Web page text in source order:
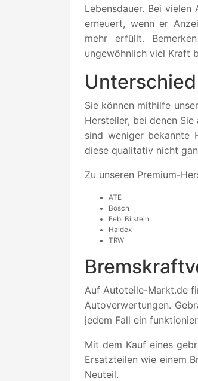
Lebensdauer. Bei
erneuert, wenn er
mehr erfüllt.
ungewöhnlich viel Kraft
Sie können mithilfe
Hersteller, bei denen
sind weniger bekannte
diese qualitativ nicht
Zu unseren Premium-
ATE
Bosch
Febi Bilstein
Haldex
TRW
Auf Autoteile-Markt.de
Autoverwertungen.
jedem Fall ein
Mit dem Kauf eines
Ersatzteilen wie einem
Neuteil.